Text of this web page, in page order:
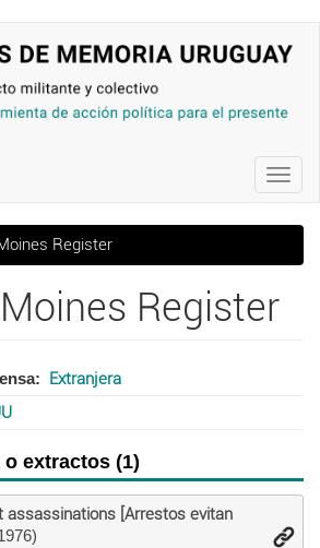
Register
Register
Extranjera
extractos (1)
assassinations [Arrestos evitan